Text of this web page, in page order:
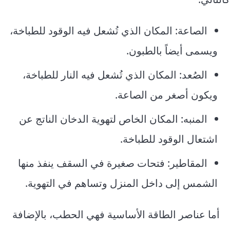
الصاعة: المكان الذي تُشعل فيه الوقود للطباخة،
ويسمى أيضاً بالطبون.
الصُعد: المكان الذي تُشعل فيه النار للطباخة،
ويكون أصغر من الصاعة.
المنبه: المكان الخاص لتهوية الدخان الناتج عن
اشتعال الوقود للطباخة.
المقاطير: فتحات صغيرة في السقف ينفذ منها
الشمس إلى داخل المنزل وتساهم في التهوية.
أما عناصر الطاقة الأساسية فهي الحطب، بالإضافة